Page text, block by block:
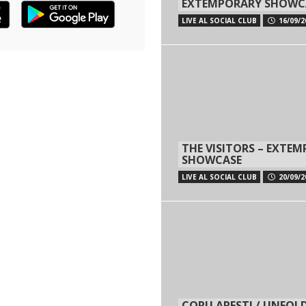
EXTEMPORARY
LIVE AL SOCIAL CLUB 16/09/
THE VISITORS –
SHOWCASE
LIVE AL SOCIAL CLUB 20/09/